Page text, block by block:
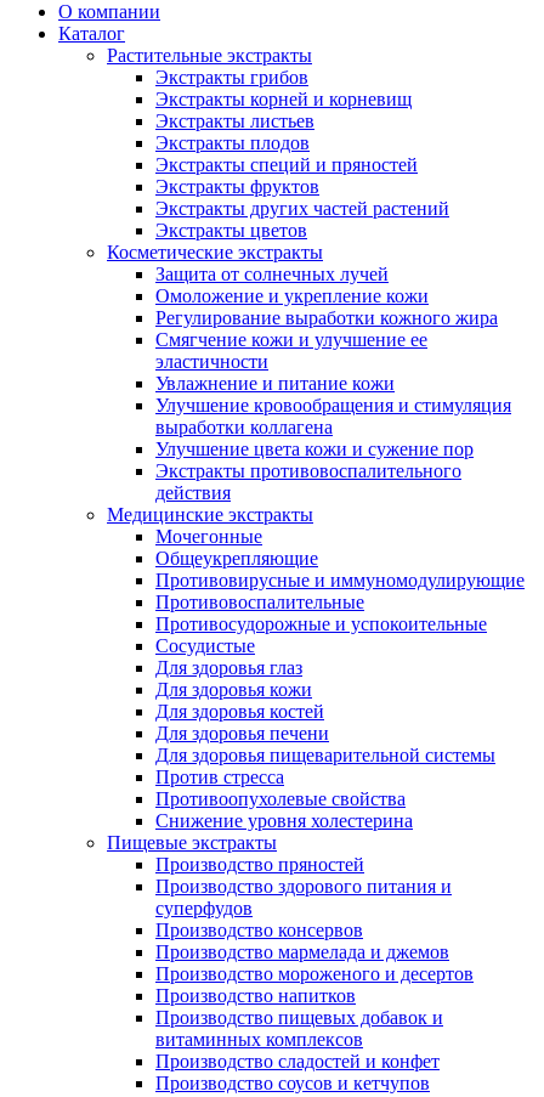
О компании
Каталог
Растительные экстракты
Экстракты грибов
Экстракты корней и корневищ
Экстракты листьев
Экстракты плодов
Экстракты специй и пряностей
Экстракты фруктов
Экстракты других частей растений
Экстракты цветов
Косметические экстракты
Защита от солнечных лучей
Омоложение и укрепление кожи
Регулирование выработки кожного жира
Смягчение кожи и улучшение ее
эластичности
Увлажнение и питание кожи
Улучшение кровообращения и стимуляция
выработки коллагена
Улучшение цвета кожи и сужение пор
Экстракты противовоспалительного
действия
Медицинские экстракты
Мочегонные
Общеукрепляющие
Противовирусные и иммуномодулирующие
Противовоспалительные
Противосудорожные и успокоительные
Сосудистые
Для здоровья глаз
Для здоровья кожи
Для здоровья костей
Для здоровья печени
Для здоровья пищеварительной системы
Против стресса
Противоопухолевые свойства
Снижение уровня холестерина
Пищевые экстракты
Производство пряностей
Производство здорового питания и
суперфудов
Производство консервов
Производство мармелада и джемов
Производство мороженого и десертов
Производство напитков
Производство пищевых добавок и
витаминных комплексов
Производство сладостей и конфет
Производство соусов и кетчупов